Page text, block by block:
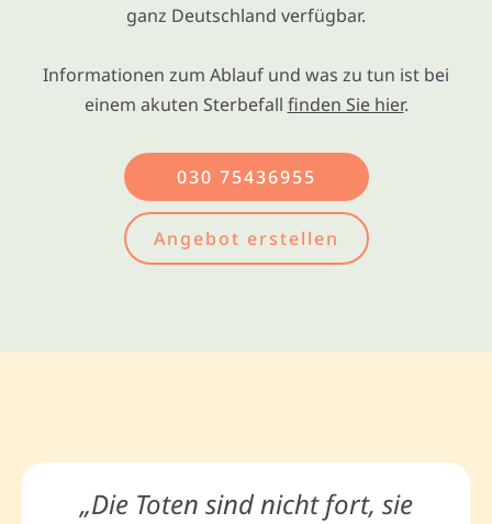
ganz Deutschland verfügbar.
Informationen zum Ablauf und was zu tun ist bei
einem akuten Sterbefall finden Sie hier.
030 75436955
Angebot erstellen
„Die Toten sind nicht fort, sie